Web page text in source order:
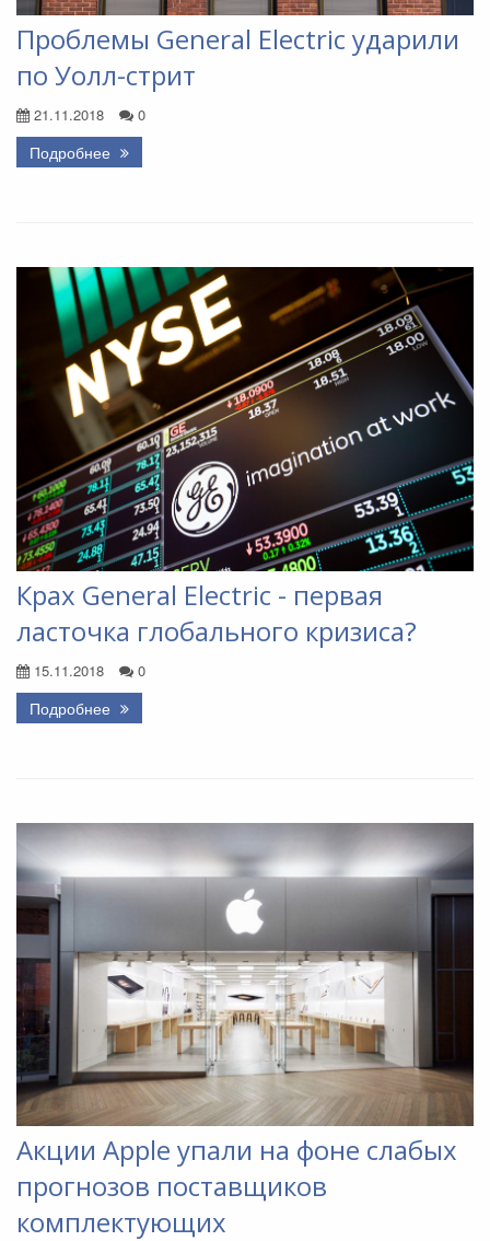
Проблемы General Electric ударили
по Уолл-стрит
21.11.2018 0
Подробнее
Крах General Electric - первая
ласточка глобального кризиса?
15.11.2018 0
Подробнее
Акции Apple упали на фоне слабых
прогнозов поставщиков
комплектующих